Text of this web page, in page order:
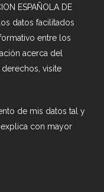
ESPAÑOLA DE
datos facilitados
entre los
acerca del
visite
de mis datos tal y
con mayor